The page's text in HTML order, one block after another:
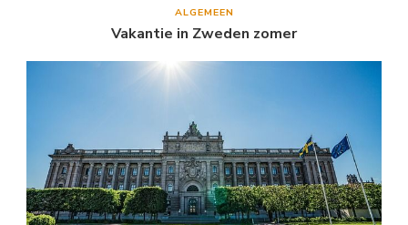
ALGEMEEN
Vakantie in Zweden zomer